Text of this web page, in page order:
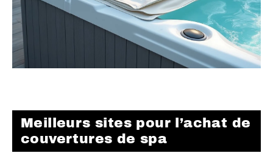
Meilleurs sites pour l’achat de
couvertures de spa